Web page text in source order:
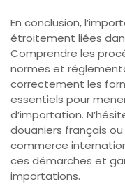
En conclusion,
étroitement liées
Comprendre les
normes et
correctement les
essentiels pour
d’importation.
douaniers français
commerce
ces démarches et
importations.